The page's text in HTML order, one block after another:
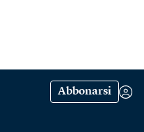
Abbonarsi